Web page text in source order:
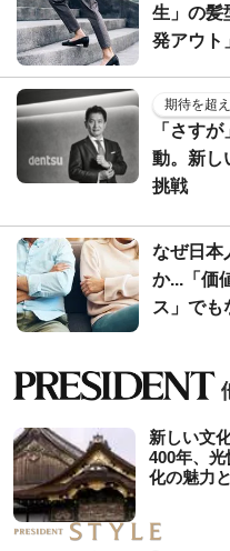
生」の髪
発アウト
期待を超
「さす
動。新し
挑戦
なぜ日本
か...「価
ス」でも
新しい文
400年、
化の魅力